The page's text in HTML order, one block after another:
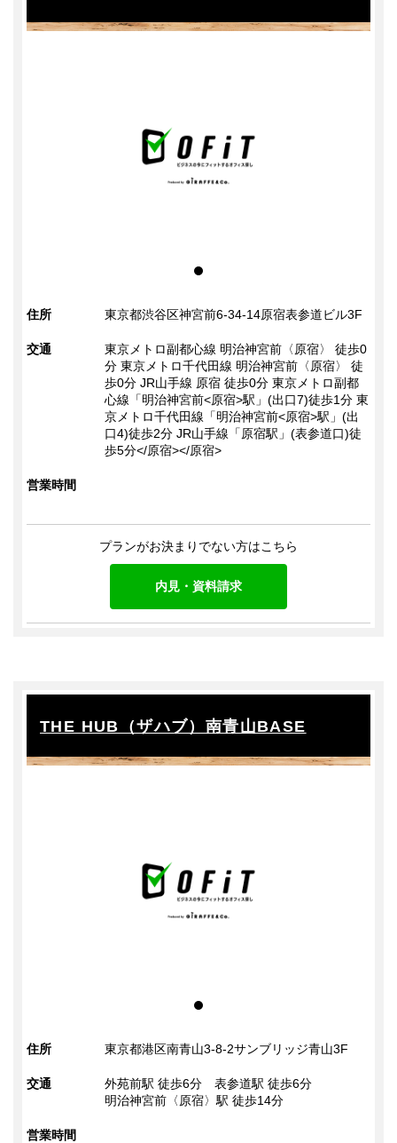
住所 東京都渋谷区神宮前6-34-14原宿表参道ビル3F
交通
東京メトロ副都心線 明治神宮前〈原宿〉 徒歩0
分 東京メトロ千代田線 明治神宮前〈原宿〉 徒
歩0分 JR山手線 原宿 徒歩0分 東京メトロ副都
心線「明治神宮前<原宿>駅」(出口7)徒歩1分 東
京メトロ千代田線「明治神宮前<原宿>駅」(出
口4)徒歩2分 JR山手線「原宿駅」(表参道口)徒
歩5分</原宿></原宿>
営業時間
プランがお決まりでない方はこちら
内見・資料請求
THE HUB（ザハブ）南⻘山BASE
住所 東京都港区南青山3-8-2サンブリッジ青山3F
交通 外苑前駅 徒歩6分
表参道駅 徒歩6分
明治神宮前〈原宿〉駅 徒歩14分
営業時間